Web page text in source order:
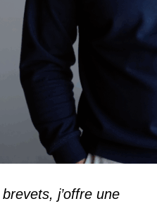
j’offre une